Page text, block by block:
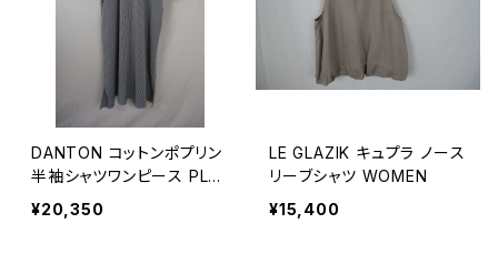
DANTON コットンポプリン
半袖シャツワンピース PLAI
D WOMEN
¥20,350
LE GLAZIK キュプラ ノース
リーブシャツ WOMEN
¥15,400